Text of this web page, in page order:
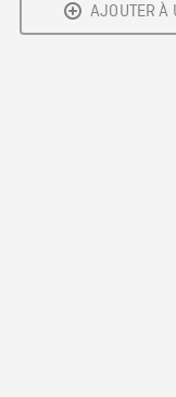
AJOUTER À